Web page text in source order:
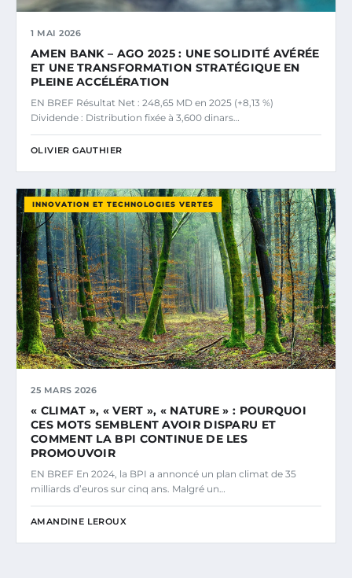
1 MAI 2026
AMEN BANK – AGO 2025 : UNE SOLIDITÉ AVÉRÉE
ET UNE TRANSFORMATION STRATÉGIQUE EN
PLEINE ACCÉLÉRATION
EN BREF Résultat Net : 248,65 MD en 2025 (+8,13 %)
Dividende : Distribution fixée à 3,600 dinars…
OLIVIER GAUTHIER
INNOVATION ET TECHNOLOGIES VERTES
25 MARS 2026
« CLIMAT », « VERT », « NATURE » : POURQUOI
CES MOTS SEMBLENT AVOIR DISPARU ET
COMMENT LA BPI CONTINUE DE LES
PROMOUVOIR
EN BREF En 2024, la BPI a annoncé un plan climat de 35
milliards d’euros sur cinq ans. Malgré un…
AMANDINE LEROUX